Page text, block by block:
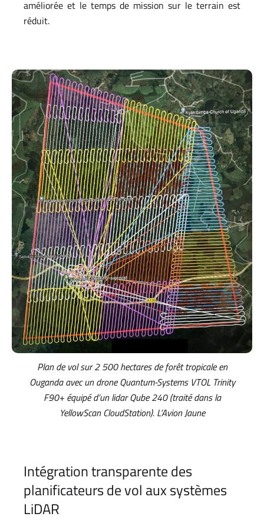
améliorée et le temps de mission sur le terrain est
réduit.
Plan de vol sur 2 500 hectares de forêt tropicale en
Ouganda avec un drone Quantum-Systems VTOL Trinity
F90+ équipé d’un lidar Qube 240 (traité dans la
YellowScan CloudStation). L’Avion Jaune
Intégration transparente des
planificateurs de vol aux systèmes
LiDAR